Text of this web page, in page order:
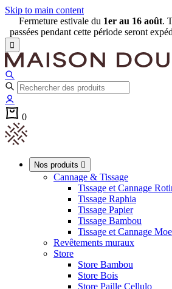
Skip to main content
Fermeture estivale du 1er au 16 août.
passées pendant cette période seront

0
Nos produits 
Cannage & Tissage
Tissage et Cannage
Tissage Raphia
Tissage Papier
Tissage Bambou
Tissage et Cannage
Revêtements muraux
Store
Store Bambou
Store Bois
Store Paille Cellulo